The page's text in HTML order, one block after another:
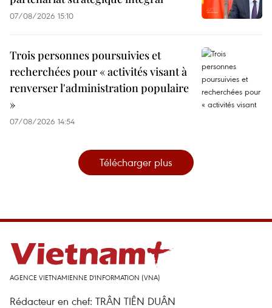
07/08/2026 15:10
Trois personnes poursuivies et
recherchées pour « activités visant à
renverser l'administration populaire
»
07/08/2026 14:54
Télécharger plus
AGENCE VIETNAMIENNE D'INFORMATION (VNA)
Rédacteur en chef: TRÂN TIÊN DUÂN